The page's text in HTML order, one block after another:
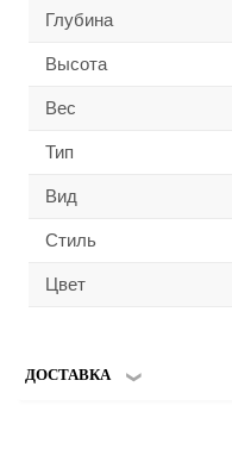
Глубина
Высота
Вес
Тип
Вид
Стиль
Цвет
ДОСТАВКА